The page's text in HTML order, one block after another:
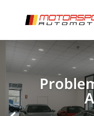
[/et_pb_slide] [/et_pb_slide]